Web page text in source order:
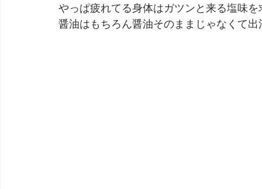
やっぱ疲れてる身体はガツンと来る塩味
醤油はもちろん醤油そのままじゃなくて